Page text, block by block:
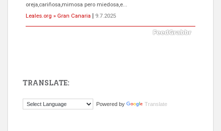
próximos días, ella incluida...
Leales.org » Gran Canaria
9.7.2025
Este gato macho ha aparecido en la calle hace menos de un mes,
TRANSLATE:
Powered by Translate